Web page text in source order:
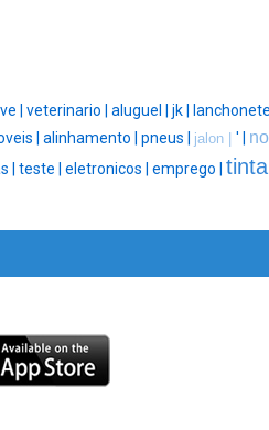
| veterinario | aluguel | jk | lanchonete
| alinhamento | pneus | jalon | ' |
| teste | eletronicos | emprego | tinta